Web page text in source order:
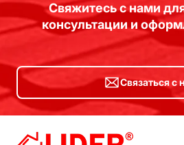
Свяжитесь с нами
консультации и
Связаться с